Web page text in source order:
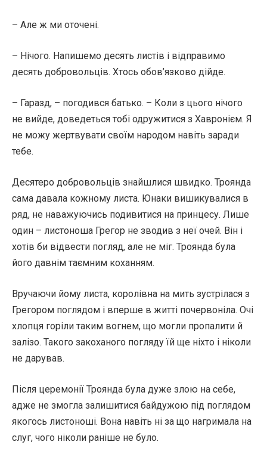
– Але ж ми оточені.
– Нічого. Напишемо десять листів і відправимо
десять добровольців. Хтось обов’язково дійде.
– Гаразд, – погодився батько. – Коли з цього нічого
не вийде, доведеться тобі одружитися з Хавронієм. Я
не можу жертвувати своїм народом навіть заради
тебе.
Десятеро добровольців знайшлися швидко. Троянда
сама давала кожному листа. Юнаки вишикувалися в
ряд, не наважуючись подивитися на принцесу. Лише
один – листоноша Грегор не зводив з неї очей. Він і
хотів би відвести погляд, але не міг. Троянда була
його давнім таємним коханням.
Вручаючи йому листа, королівна на мить зустрілася з
Грегором поглядом і вперше в житті почервоніла. Очі
хлопця горіли таким вогнем, що могли пропалити й
залізо. Такого закоханого погляду їй ще ніхто і ніколи
не дарував.
Після церемонії Троянда була дуже злою на себе,
адже не змогла залишитися байдужою під поглядом
якогось листоноші. Вона навіть ні за що нагримала на
слуг, чого ніколи раніше не було.